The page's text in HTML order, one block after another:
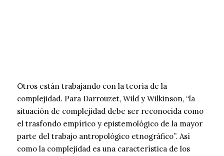
Otros están trabajando con la teoría de la
complejidad. Para Darrouzet, Wild y Wilkinson, “la
situación de complejidad debe ser reconocida como
el trasfondo empírico y epistemológico de la mayor
parte del trabajo antropológico etnográfico”. Así
como la complejidad es una característica de los